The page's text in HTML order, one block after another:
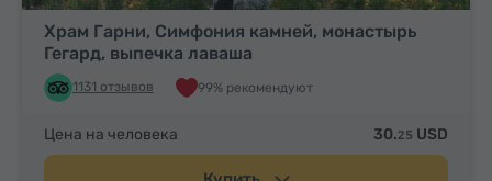
Храм Гарни, Симфония камней, монастырь
Гегард, выпечка лаваша
1131 отзывов 99% рекомендуют
Цена на человека 30.25 USD